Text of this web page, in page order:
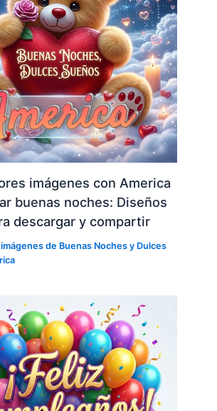
imágenes con America
buenas noches: Diseños
descargar y compartir
de Buenas Noches y Dulces